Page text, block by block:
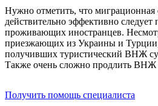
Нужно отметить, что
действительно эффективно
проживающих иностранцев.
приезжающих из Украины и
получивших туристический ВНЖ
Также очень сложно продлить ВНЖ
Получить помощь специалиста